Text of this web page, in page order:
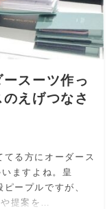
スーツ作っ
えげつなさ
る方にオーダース
ますよね。皇
ープルですが、
提案を…